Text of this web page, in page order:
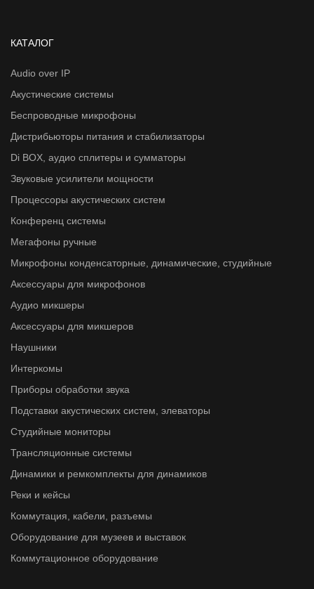
КАТАЛОГ
Audio over IP
Акустические системы
Беспроводные микрофоны
Дистрибьюторы питания и стабилизаторы
Di BOX, аудио сплитеры и сумматоры
Звуковые усилители мощности
Процессоры акустических систем
Конференц системы
Мегафоны ручные
Микрофоны конденсаторные, динамические, студийные
Аксессуары для микрофонов
Аудио микшеры
Аксессуары для микшеров
Наушники
Интеркомы
Приборы обработки звука
Подставки акустических систем, элеваторы
Студийные мониторы
Трансляционные системы
Динамики и ремкомплекты для динамиков
Реки и кейсы
Коммутация, кабели, разъемы
Оборудование для музеев и выставок
Коммутационное оборудование